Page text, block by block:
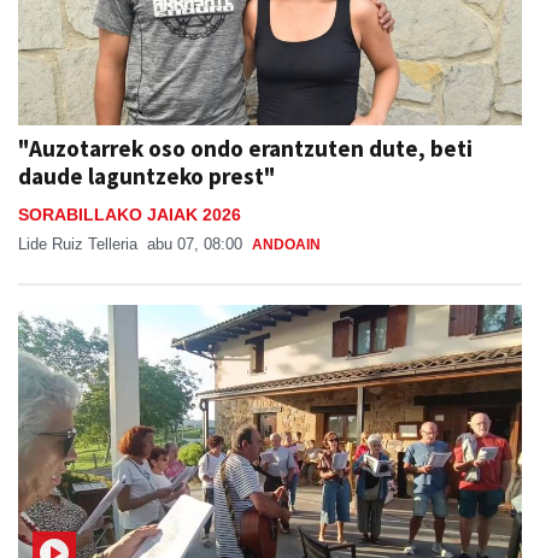
"Auzotarrek oso ondo erantzuten dute, beti
daude laguntzeko prest"
SORABILLAKO JAIAK 2026
Lide Ruiz Telleria abu 07, 08:00 ANDOAIN